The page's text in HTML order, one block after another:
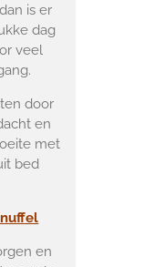
is er
dag
veel
door
en
met
bed
en